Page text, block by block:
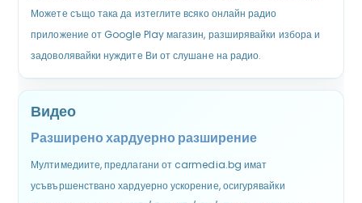
Можете също така да изтеглите всяко онлайн радио
приложение от Google Play магазин, разширявайки избора и
задоволявайки нуждите Ви от слушане на радио.
Видео
Разширено хардуерно разширение
Мултимедиите, предлагани от carmedia.bg имат
усъвършенствано хардуерно ускорение, осигурявайки